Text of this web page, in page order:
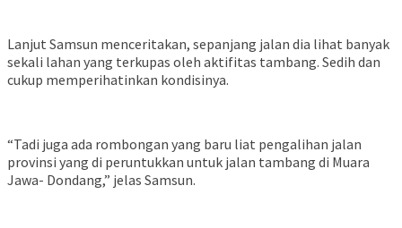
Lanjut Samsun menceritakan, sepanjang jalan dia lihat banyak
sekali lahan yang terkupas oleh aktifitas tambang. Sedih dan
cukup memperihatinkan kondisinya.
“Tadi juga ada rombongan yang baru liat pengalihan jalan
provinsi yang di peruntukkan untuk jalan tambang di Muara
Jawa- Dondang,” jelas Samsun.